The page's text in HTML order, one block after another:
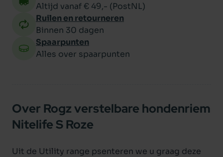
Altijd vanaf € 49,- (PostNL)
Ruilen en retourneren
Binnen 30 dagen
Spaarpunten
Alles over spaarpunten
Over Rogz verstelbare hondenriem
Nitelife S Roze
Uit de Utility range psenteren we u graag deze